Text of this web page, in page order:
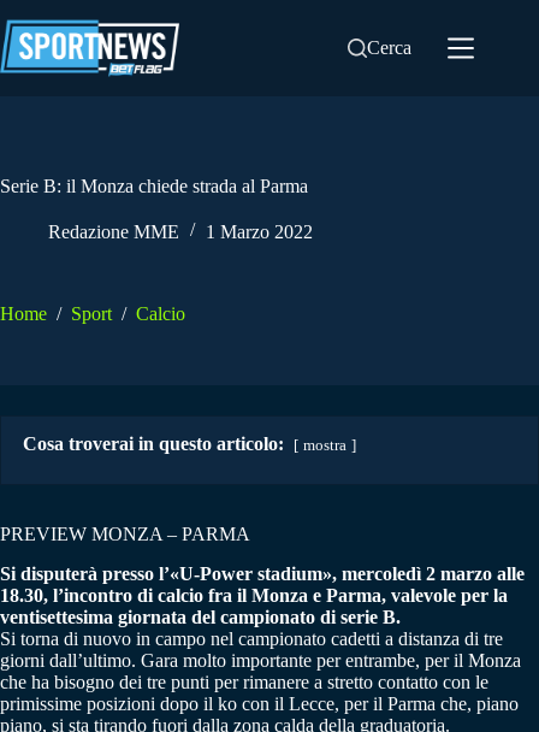
al
contenuto
Cerca
Serie B: il Monza chiede strada al Parma
Redazione MME 1 Marzo 2022
Home / Sport / Calcio
Cosa troverai in questo articolo: mostra
PREVIEW MONZA – PARMA
Si disputerà presso l’«U-Power stadium», mercoledì 2 marzo alle
18.30, l’incontro di calcio fra il Monza e Parma, valevole per la
ventisettesima giornata del campionato di serie B.
Si torna di nuovo in campo nel campionato cadetti a distanza di tre
giorni dall’ultimo. Gara molto importante per entrambe, per il Monza
che ha bisogno dei tre punti per rimanere a stretto contatto con le
primissime posizioni dopo il ko con il Lecce, per il Parma che, piano
piano, si sta tirando fuori dalla zona calda della graduatoria.